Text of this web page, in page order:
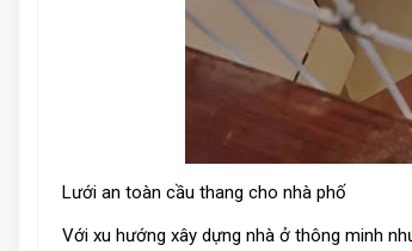
Lưới an toàn cầu thang cho nhà phố
Với xu hướng xây dựng nhà ở thông minh